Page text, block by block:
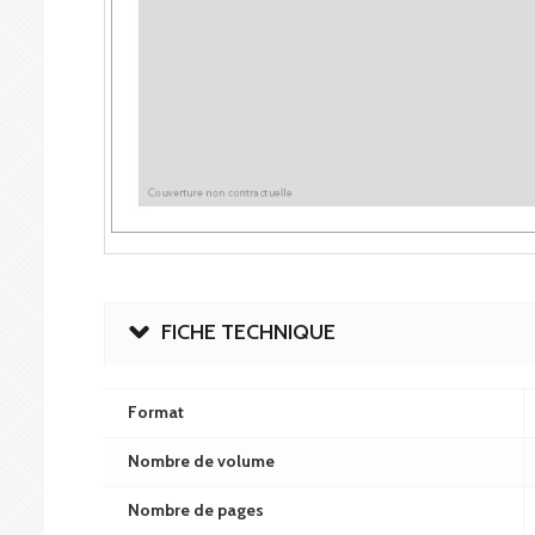
FICHE TECHNIQUE
Format
Nombre de volume
Nombre de pages